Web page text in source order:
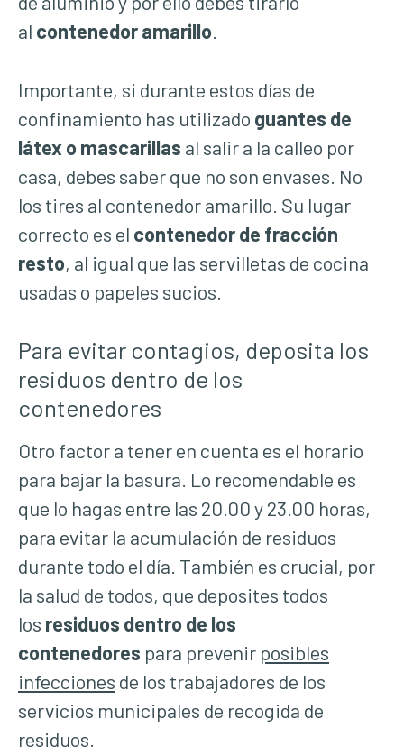
al contenedor amarillo
Importante, si durante estos días de
confinamiento has utilizado guantes de
látex o mascarillas al salir a la calleo por
casa, debes saber que no son envases. No
los tires al contenedor amarillo. Su lugar
correcto es el contenedor de fracción
resto, al igual que las servilletas de cocina
usadas o papeles sucios.
Para evitar contagios, deposita los
residuos dentro de los
contenedores
Otro factor a tener en cuenta es el horario
para bajar la basura. Lo recomendable es
que lo hagas entre las 20.00 y 23.00 horas,
para evitar la acumulación de residuos
durante todo el día. También es crucial, por
la salud de todos, que deposites todos
los residuos dentro de los
contenedores para prevenir posibles
infecciones de los trabajadores de los
servicios municipales de recogida de
residuos.